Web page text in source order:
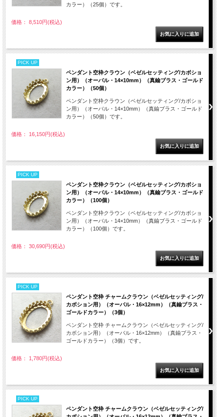
カラー）（25個）です。
価格： 8,510円(税込)
PICK UP
ペンダント空枠クラウン（ベゼルセッティング/カボショ
ン用）（オーバル・14×10mm）（真鍮ブラス・ゴールド
カラー）（50個）
ペンダント空枠クラウン（ベゼルセッティング/カボショ
ン用）（オーバル・14×10mm）（真鍮ブラス・ゴールド
カラー）（50個）です。
価格： 16,150円(税込)
PICK UP
ペンダント空枠クラウン（ベゼルセッティング/カボショ
ン用）（オーバル・14×10mm）（真鍮ブラス・ゴールド
カラー）（100個）
ペンダント空枠クラウン（ベゼルセッティング/カボショ
ン用）（オーバル・14×10mm）（真鍮ブラス・ゴールド
カラー）（100個）です。
価格： 30,690円(税込)
PICK UP
ペンダント空枠 チャームクラウン（ベゼルセッティング/
カボション用）（オーバル・16×12mm）（真鍮ブラス・
ゴールドカラー）（3個）
ペンダント空枠 チャームクラウン（ベゼルセッティング/
カボション用）（オーバル・16×12mm）（真鍮ブラス・
ゴールドカラー）（3個）です。
価格： 1,780円(税込)
PICK UP
ペンダント空枠 チャームクラウン（ベゼルセッティング/